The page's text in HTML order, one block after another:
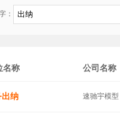
：
名称 公司名称
出纳 速驰宇模型